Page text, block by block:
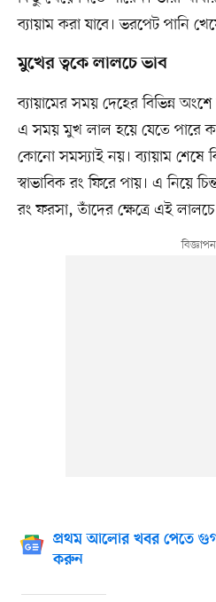
ব্যায়াম করা যাবে। ভরপেট পানি
মুখের ত্বকে লালচে ভাব
ব্যায়ামের সময় দেহের বিভিন্ন
এ সময় মুখ লাল হয়ে যেতে পারে
কোনো সমস্যাই নয়। ব্যায়াম
স্বাভাবিক রং ফিরে পায়। এ নিয়ে
রং ফরসা, তাঁদের ক্ষেত্রে এই
প্রথম আলোর খবর পেতে
করুন